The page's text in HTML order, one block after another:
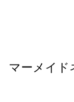
マーメイド